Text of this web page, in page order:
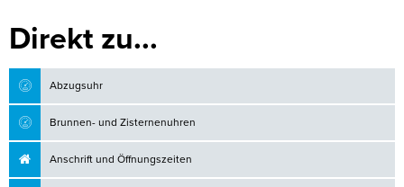
Direkt zu...
Abzugsuhr
Brunnen- und Zisternenuhren
Anschrift und Öffnungszeiten